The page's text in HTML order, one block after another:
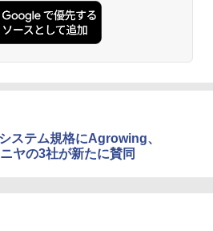
ステム規格にAgrowing、
ヤの3社が新たに賛同